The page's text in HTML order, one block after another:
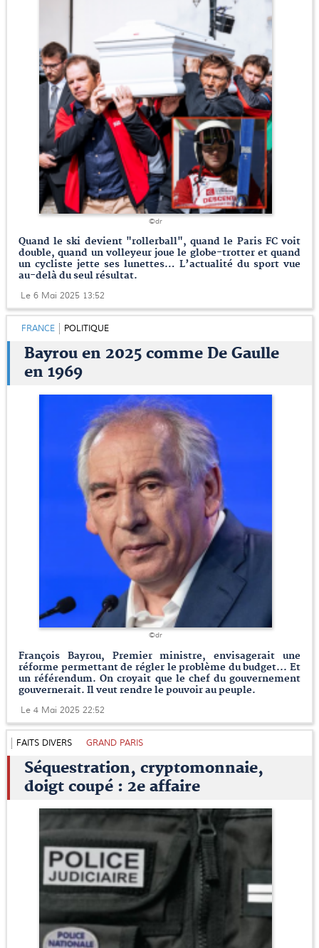
©dr
Quand le ski devient "rollerball", quand le Paris FC voit
double, quand un volleyeur joue le globe-trotter et quand
un cycliste jette ses lunettes… L’actualité du sport vue
au-delà du seul résultat.
Le 6 Mai 2025 13:52
FRANCE POLITIQUE
Bayrou en 2025 comme De Gaulle
en 1969
©dr
François Bayrou, Premier ministre, envisagerait une
réforme permettant de régler le problème du budget... Et
un référendum. On croyait que le chef du gouvernement
gouvernerait. Il veut rendre le pouvoir au peuple.
Le 4 Mai 2025 22:52
FAITS DIVERS GRAND PARIS
Séquestration, cryptomonnaie,
doigt coupé : 2e affaire